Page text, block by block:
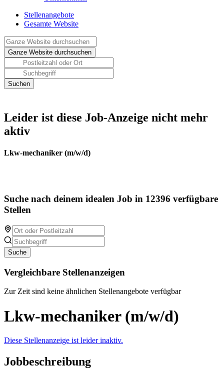
Stellenangebote
Gesamte Website
Leider ist diese Job-Anzeige nicht mehr
aktiv
Lkw-mechaniker (m/w/d)
Suche nach deinem idealen Job in 12396 verfügbare
Stellen
Suche
Vergleichbare Stellenanzeigen
Zur Zeit sind keine ähnlichen Stellenangebote verfügbar
Lkw-mechaniker (m/w/d)
Diese Stellenanzeige ist leider inaktiv.
Jobbeschreibung